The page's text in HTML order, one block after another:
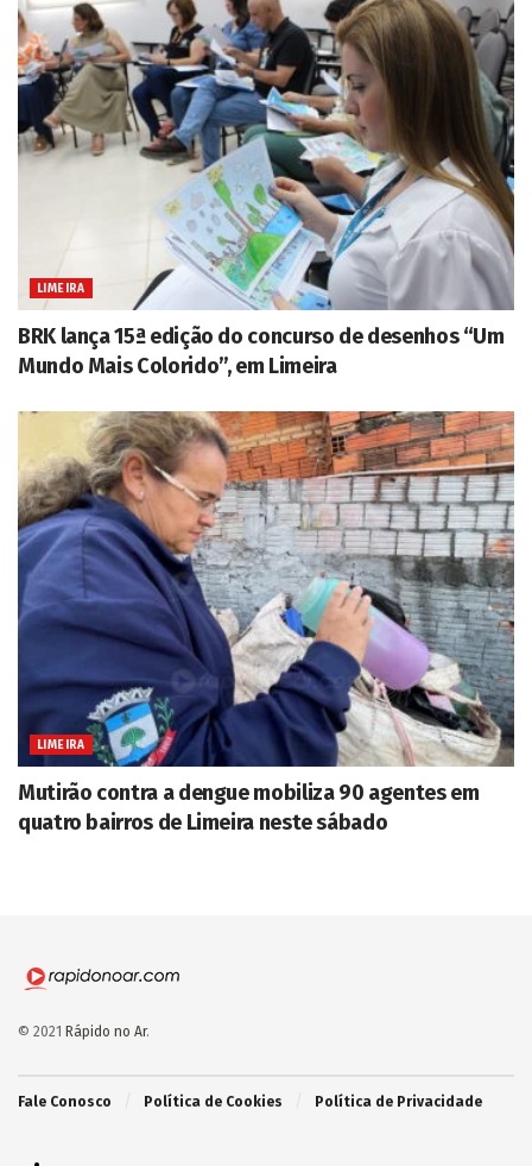
LIMEIRA
BRK lança 15ª edição do concurso de desenhos “Um
Mundo Mais Colorido”, em Limeira
LIMEIRA
Mutirão contra a dengue mobiliza 90 agentes em
quatro bairros de Limeira neste sábado
© 2021 Rápido no Ar.
Fale Conosco Política de Cookies Política de Privacidade